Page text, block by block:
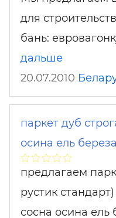
для
бань:
дальше
20.07.2010
паркет дуб
осина ель береза
предлагаем
рустик
сосна осина ель